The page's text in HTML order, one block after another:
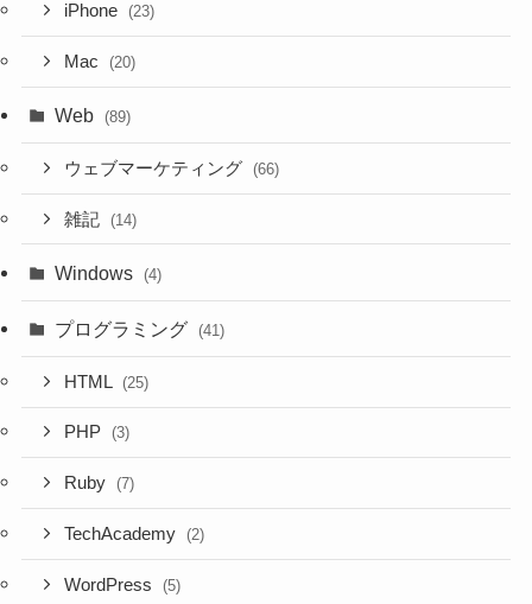
iPhone (23)
Mac (20)
Web (89)
ウェブマーケティング (66)
雑記 (14)
Windows (4)
プログラミング (41)
HTML (25)
PHP (3)
Ruby (7)
TechAcademy (2)
WordPress (5)